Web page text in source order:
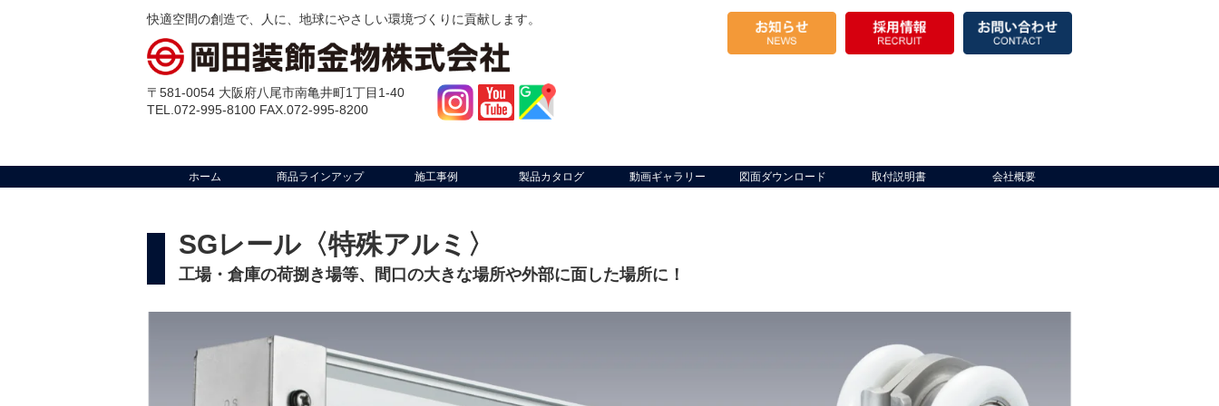
快適空間の創造で、人に、地球にやさしい環境づくりに貢献します。
〒581-0054 大阪府八尾市南亀井町1丁目1-40
TEL.072-995-8100 FAX.072-995-8200
ホーム 商品ラインアップ 施工事例 製品カタログ 動画ギャラリー 図面ダウンロード 取付説明書 会社概要
SGレール〈特殊アルミ〉
工場・倉庫の荷捌き場等、間口の大きな場所や外部に面した場所に！